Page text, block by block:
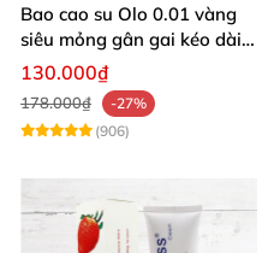
Bao cao su Olo 0.01 vàng
siêu mỏng gân gai kéo dài
yêu đỉnh
130.000₫
178.000₫
-27%
(906)